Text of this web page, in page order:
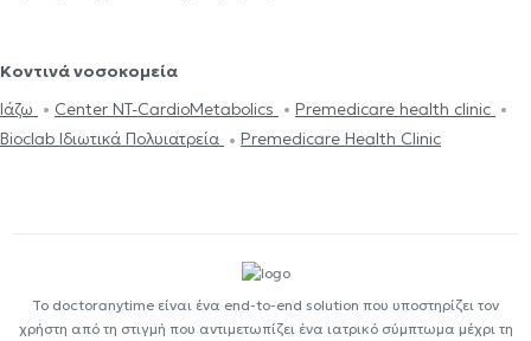
Κοντινά νοσοκομεία
Ιάζω
Center NT-CardioMetabolics
Premedicare health clinic
Bioclab Ιδιωτικά Πολυιατρεία
Premedicare Health Clinic
Το doctoranytime είναι ένα end-to-end solution που υποστηρίζει τον
χρήστη από τη στιγμή που αντιμετωπίζει ένα ιατρικό σύμπτωμα μέχρι τη